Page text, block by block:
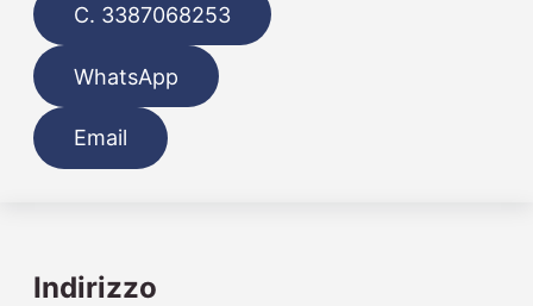
C. 3387068253
WhatsApp
Email
Indirizzo